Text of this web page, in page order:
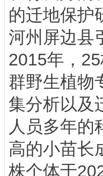
的迁地保护
河州屏边县
2015年，
群野生植物
集分析以及
人员多年的
高的小苗长
株个体于